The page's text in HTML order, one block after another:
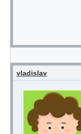
vladislav